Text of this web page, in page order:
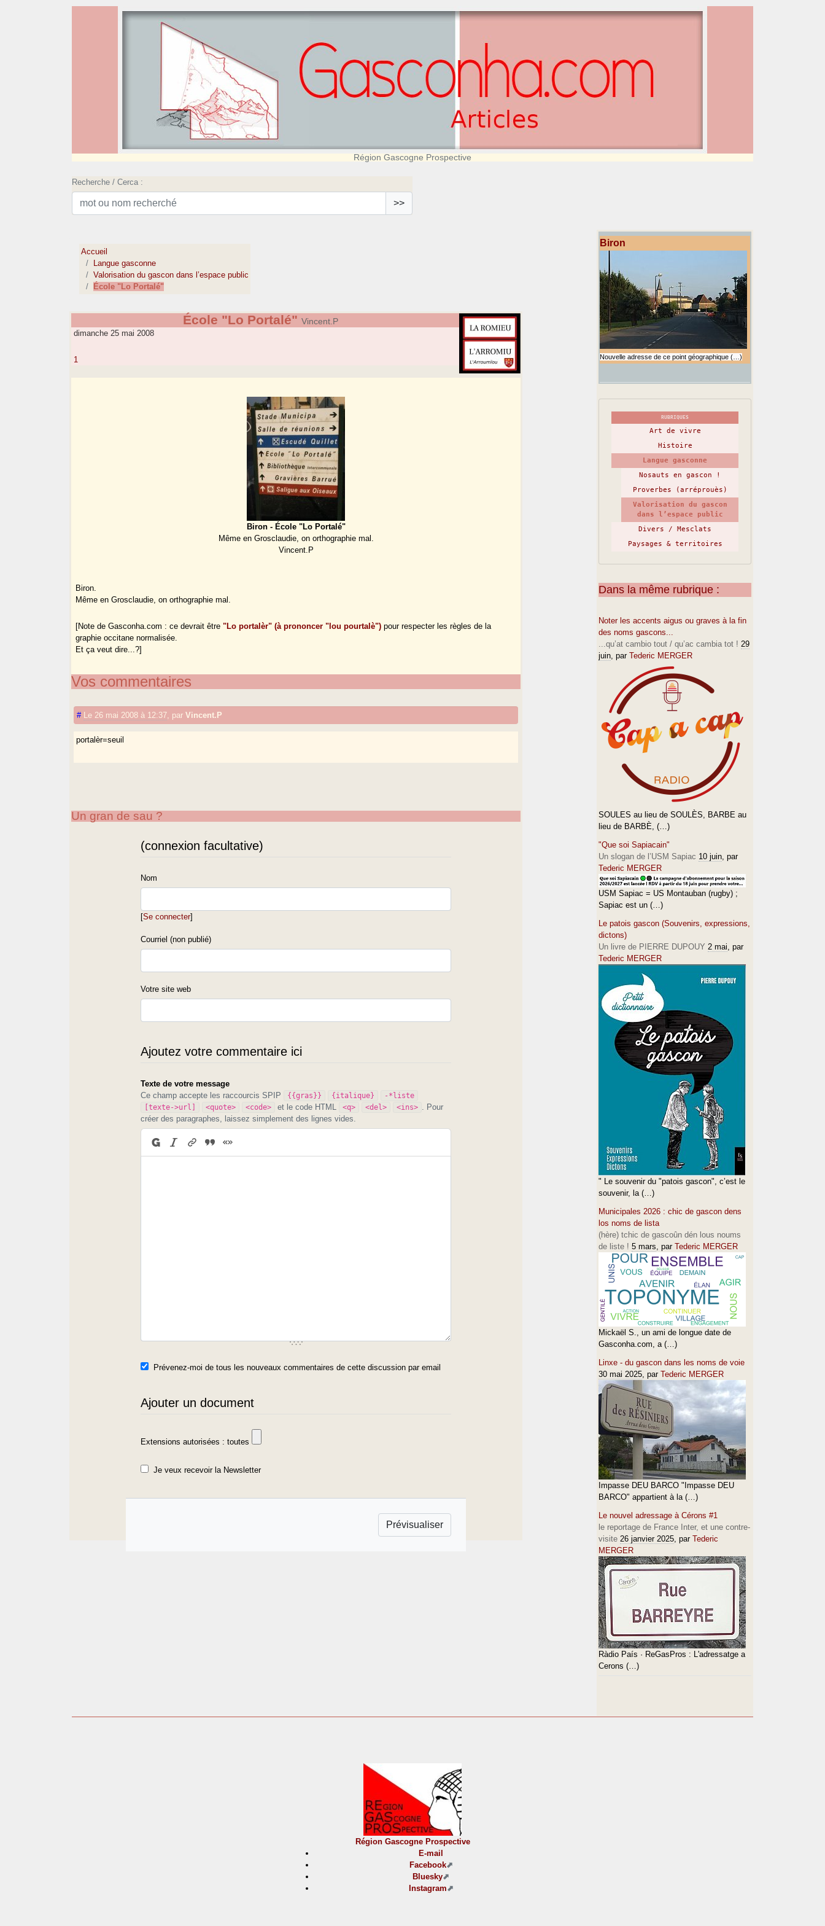
Région Gascogne Prospective
Recherche / Cerca :
>>
Accueil
Langue gasconne
Valorisation du gascon dans l’espace public
École "Lo Portalé"
École "Lo Portalé" Vincent.P
dimanche 25 mai 2008
1
Biron - École "Lo Portalé"
Même en Grosclaudie, on orthographie mal.
Vincent.P
Biron.
Même en Grosclaudie, on orthographie mal.
[Note de Gasconha.com : ce devrait être"Lo portalèr" (à prononcer "lou pourtalè") pour respecter les règles de la
graphie occitane normalisée.
Et ça veut dire...?]
Vos commentaires
# Le 26 mai 2008 à 12:37 parVincent.P
portalèr=seuil
Un gran de sau ?
(connexion facultative)
Nom
[Se connecter]
Courriel (non publié)
Votre site web
Ajoutez votre commentaire ici
Texte de votre message
Ce champ accepte les raccourcis SPIP
{{gras}} {italique}
-*liste
[texte->url]
<quote> <code> et le code HTML <q> <del> <ins>
. Pour
créer des paragraphes, laissez simplement des lignes vides.
Prévenez-moi de tous les nouveaux commentaires de cette discussion par email
Ajouter un document
Extensions autorisées : toutes
Je veux recevoir la Newsletter
Biron
Nouvelle adresse de ce point géographique (…)
RUBRIQUES
Art de vivre
Histoire
Langue gasconne
Nosauts en gascon !
Proverbes (arréprouès)
Valorisation du gascon
dans l’espace public
Divers / Mesclats
Paysages & territoires
Dans la même rubrique :
Noter les accents aigus ou graves à la fin
des noms gascons...
...qu’at cambio tout / qu’ac cambia tot ! 29
juin, par Tederic MERGER
SOULES au lieu de SOULÈS, BARBE au
lieu de BARBÈ, (…)
"Que soi Sapiacain"
Un slogan de l’USM Sapiac 10 juin, par
Tederic MERGER
USM Sapiac = US Montauban (rugby) ;
Sapiac est un (…)
Le patois gascon (Souvenirs, expressions,
dictons)
Un livre de PIERRE DUPOUY 2 mai, par
Tederic MERGER
" Le souvenir du "patois gascon", c’est le
souvenir, la (…)
Municipales 2026 : chic de gascon dens
los noms de lista
(hère) tchic de gascoûn dén lous noums
de liste ! 5 mars, par Tederic MERGER
Mickaël S., un ami de longue date de
Gasconha.com, a (…)
Linxe - du gascon dans les noms de voie
30 mai 2025, par Tederic MERGER
Impasse DEU BARCO "Impasse DEU
BARCO" appartient à la (…)
Le nouvel adressage à Cérons #1
le reportage de France Inter, et une contre-
visite 26 janvier 2025, par Tederic
MERGER
Ràdio País · ReGasPros : L'adressatge a
Cerons (…)
Région Gascogne Prospective
E-mail
Facebook
Bluesky
Instagram